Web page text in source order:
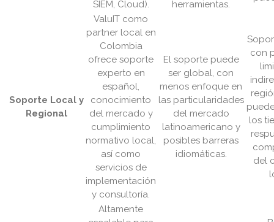
SIEM, Cloud).
herramientas.
Soporte Local y
Regional
ValuIT como
partner local en
Colombia
ofrece soporte
experto en
español,
conocimiento
del mercado y
cumplimiento
normativo local,
así como
servicios de
implementación
y consultoría.
El soporte puede
ser global, con
menos enfoque en
las particularidades
del mercado
latinoamericano y
posibles barreras
idiomáticas.
con
los
del
Altamente